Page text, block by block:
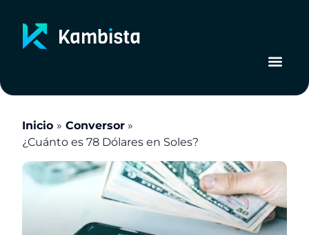
contenido
Inicio
Conversor
¿Cuánto es 78 Dólares en Soles?